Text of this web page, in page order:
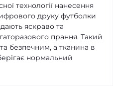
технології нанесення
друку футболки
яскраво та
прання. Такий
безпечним, а тканина в
нормальний